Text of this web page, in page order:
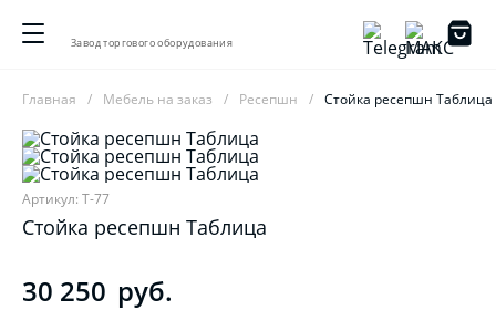
Завод торгового оборудования
Главная Мебель на заказ Ресепшн Стойка ресепшн Таблица
Артикул: Т-77
Стойка ресепшн Таблица
30 250 руб.